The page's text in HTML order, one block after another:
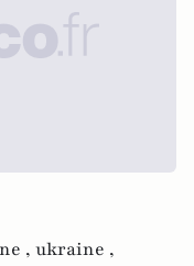
, ukraine ,